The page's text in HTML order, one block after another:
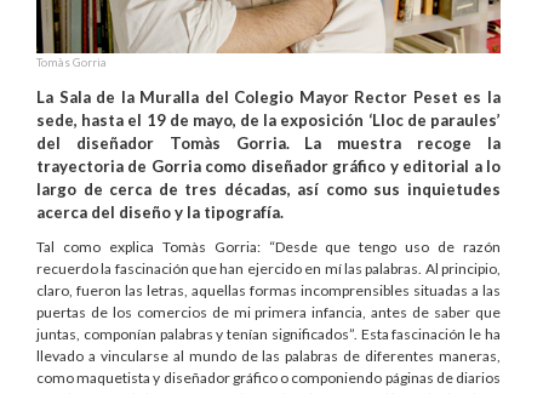
Tomàs Gorria
La Sala de la Muralla del Colegio Mayor Rector Peset es la
sede, hasta el 19 de mayo, de la exposición ‘Lloc de paraules’
del diseñador Tomàs Gorria. La muestra recoge la
trayectoria de Gorria como diseñador gráfico y editorial a lo
largo de cerca de tres décadas, así como sus inquietudes
acerca del diseño y la tipografía.
Tal como explica Tomàs Gorria: “Desde que tengo uso de razón
recuerdo la fascinación que han ejercido en mí las palabras. Al principio,
claro, fueron las letras, aquellas formas incomprensibles situadas a las
puertas de los comercios de mi primera infancia, antes de saber que
juntas, componían palabras y tenían significados”. Esta fascinación le ha
llevado a vincularse al mundo de las palabras de diferentes maneras,
como maquetista y diseñador gráfico o componiendo páginas de diarios